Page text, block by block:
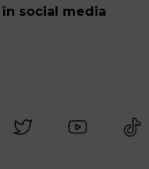
social media